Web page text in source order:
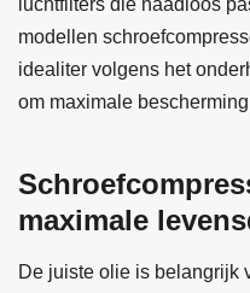
luchtfilters die naadloos
modellen
idealiter volgens het
om maximale
maximale
De juiste olie is belangrijk